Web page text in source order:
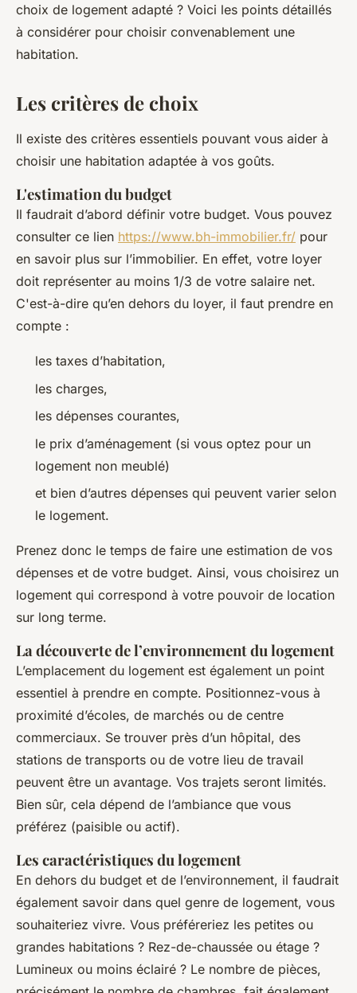
choix de logement adapté ? Voici les points détaillés
à considérer pour choisir convenablement une
habitation.
Les critères de choix
Il existe des critères essentiels pouvant vous aider à
choisir une habitation adaptée à vos goûts.
L'estimation du budget
Il faudrait d’abord définir votre budget. Vous pouvez
consulter ce lien https://www.bh-immobilier.fr/ pour
en savoir plus sur l’immobilier. En effet, votre loyer
doit représenter au moins 1/3 de votre salaire net.
C'est-à-dire qu’en dehors du loyer, il faut prendre en
compte :
les taxes d’habitation,
les charges,
les dépenses courantes,
le prix d’aménagement (si vous optez pour un
logement non meublé)
et bien d’autres dépenses qui peuvent varier selon
le logement.
Prenez donc le temps de faire une estimation de vos
dépenses et de votre budget. Ainsi, vous choisirez un
logement qui correspond à votre pouvoir de location
sur long terme.
La découverte de l’environnement du logement
L’emplacement du logement est également un point
essentiel à prendre en compte. Positionnez-vous à
proximité d’écoles, de marchés ou de centre
commerciaux. Se trouver près d’un hôpital, des
stations de transports ou de votre lieu de travail
peuvent être un avantage. Vos trajets seront limités.
Bien sûr, cela dépend de l’ambiance que vous
préférez (paisible ou actif).
Les caractéristiques du logement
En dehors du budget et de l’environnement, il faudrait
également savoir dans quel genre de logement, vous
souhaiteriez vivre. Vous préféreriez les petites ou
grandes habitations ? Rez-de-chaussée ou étage ?
Lumineux ou moins éclairé ? Le nombre de pièces,